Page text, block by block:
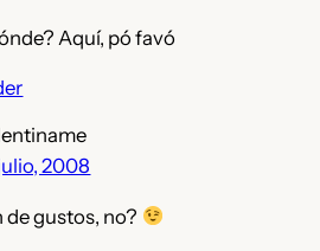
Aquí, pó favó
2008
de gustos, no?